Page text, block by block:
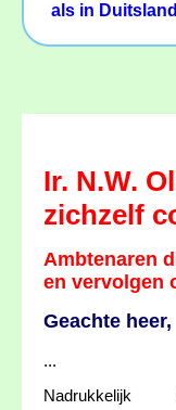
als in Duitsland
Ir. N.W.
zichzelf
Ambtenaren
en vervolgen
Geachte heer,
...